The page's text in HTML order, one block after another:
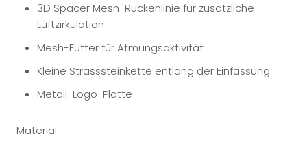
3D Spacer Mesh-Rückenlinie für zusätzliche
Luftzirkulation
Mesh-Futter für Atmungsaktivität
Kleine Strasssteinkette entlang der Einfassung
Metall-Logo-Platte
Material: